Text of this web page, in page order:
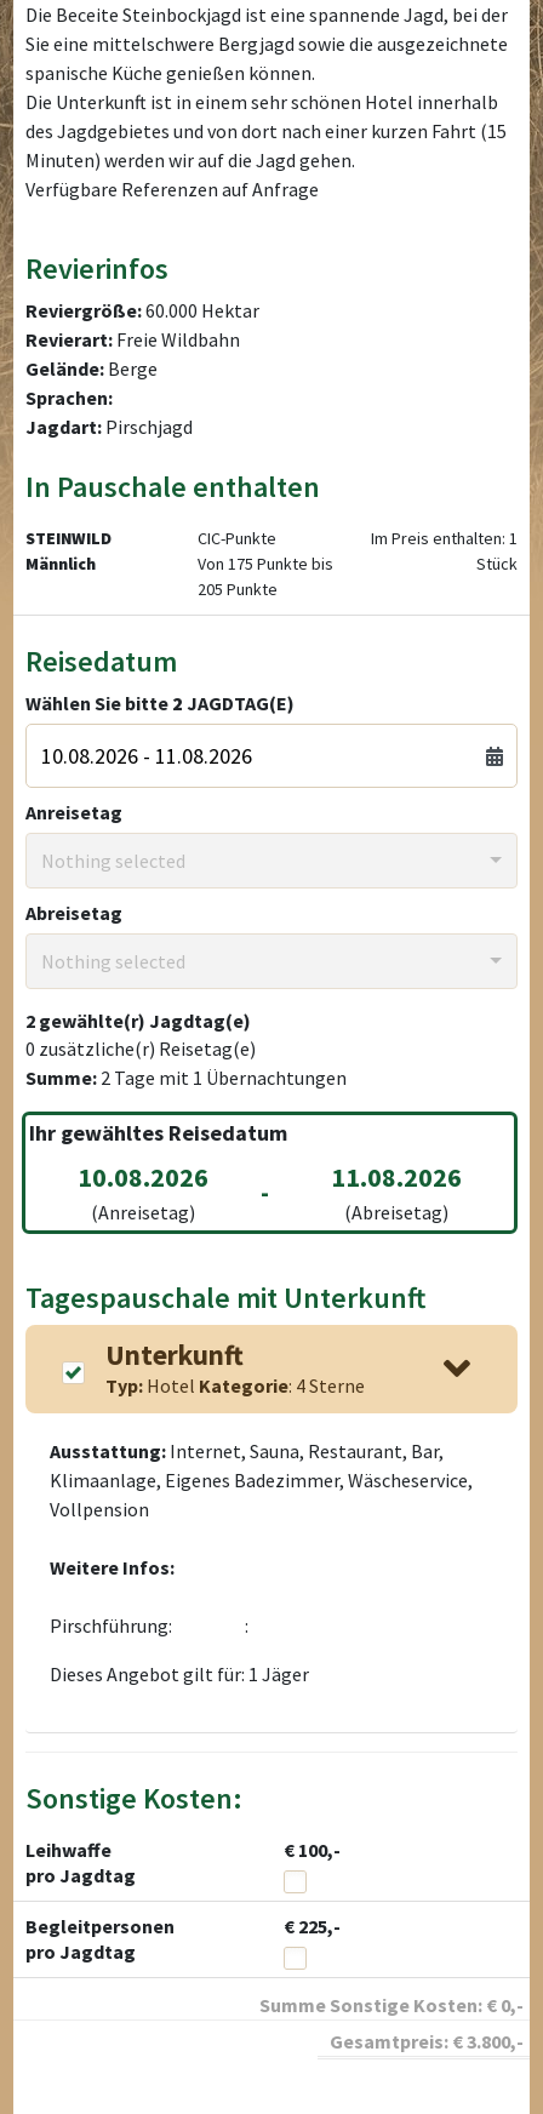
Die Beceite Steinbockjagd ist eine spannende Jagd, bei der
Sie eine mittelschwere Bergjagd sowie die ausgezeichnete
spanische Küche genießen können.
Die Unterkunft ist in einem sehr schönen Hotel innerhalb
des Jagdgebietes und von dort nach einer kurzen Fahrt (15
Minuten) werden wir auf die Jagd gehen.
Verfügbare Referenzen auf Anfrage
Revierinfos
Reviergröße:60.000 Hektar
Revierart: Freie Wildbahn
Gelände: Berge
Sprachen:
Jagdart: Pirschjagd
In Pauschale enthalten
STEINWILD
Männlich
CIC-Punkte
Von 175 Punkte bis
205 Punkte
Im Preis enthalten: 1
Stück
Reisedatum
Wählen Sie bitte 2 JAGDTAG(E)
Anreisetag
Nothing selected
Abreisetag
Nothing selected
2 gewählte(r) Jagdtag(e)
0 zusätzliche(r) Reisetag(e)
Summe: 2 Tage mit 1 Übernachtungen
Ihr gewähltes Reisedatum
10.08.2026
(Anreisetag)
- 11.08.2026
(Abreisetag)
Tagespauschale mit Unterkunft
Unterkunft
Typ: Hotel Kategorie: 4 Sterne
Ausstattung: Internet, Sauna, Restaurant, Bar,
Klimaanlage, Eigenes Badezimmer, Wäscheservice,
Vollpension
Weitere Infos:
Pirschführung:
:
Dieses Angebot gilt für: 1 Jäger
Sonstige Kosten:
Leihwaffe
€ 100,-
pro Jagdtag
Begleitpersonen
€ 225,-
pro Jagdtag
Summe Sonstige Kosten: € 0,-
Gesamtpreis: €3.800,-